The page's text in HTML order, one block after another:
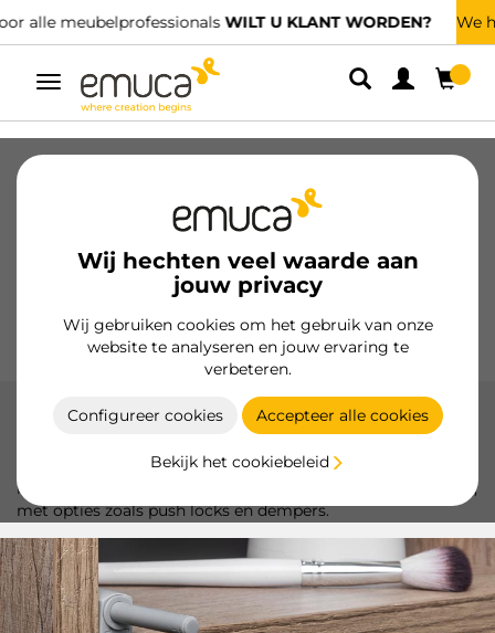
We hebben gespecialiseerde distributeurs.VIND DE DICHTSTBIJZIJNDE
Umschaltbare
Navigation
Wij hechten veel waarde aan
jouw privacy
Wij gebruiken cookies om het gebruik van onze
website te analyseren en jouw ervaring te
verbeteren.
Configureer cookies Accepteer alle cookies
Bekijk het cookiebeleid
Geleiders voor laden
Glijders Keuken
Handgrepen
Presentatiemeubels
Sluitingen
Emuca sloten en grendels, gemaakt van hoogwaardige
materialen, bieden veiligheid en functionaliteit in meubilair,
met opties zoals push locks en dempers.